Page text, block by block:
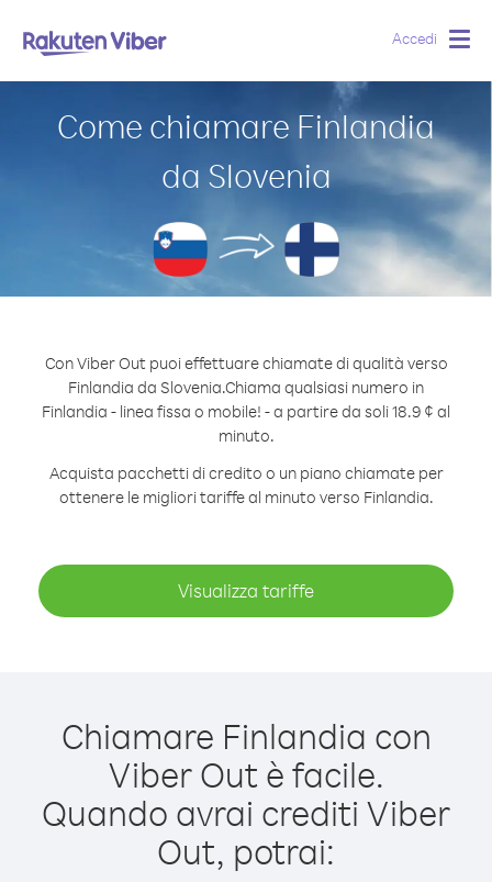
Accedi
Come chiamare Finlandia
da Slovenia
Con Viber Out puoi effettuare chiamate di qualità verso
Finlandia da Slovenia.Chiama qualsiasi numero in
Finlandia - linea fissa o mobile! - a partire da soli 18.9 ¢ al
minuto.
Acquista pacchetti di credito o un piano chiamate per
ottenere le migliori tariffe al minuto verso Finlandia.
Visualizza tariffe
Chiamare Finlandia con
Viber Out è facile.
Quando avrai crediti Viber
Out, potrai: